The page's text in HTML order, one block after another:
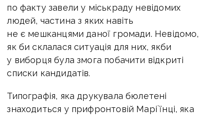
по факту завели у міськраду невідомих
людей, частина з яких навіть
не є мешканцями даної громади. Невідомо,
як би склалася ситуація для них, якби
у виборця була змога побачити відкриті
списки кандидатів.
Типографія, яка друкувала бюлетені
знаходиться у прифронтовій Марі`їнці, яка